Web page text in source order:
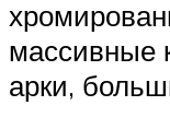
массивные
арки,